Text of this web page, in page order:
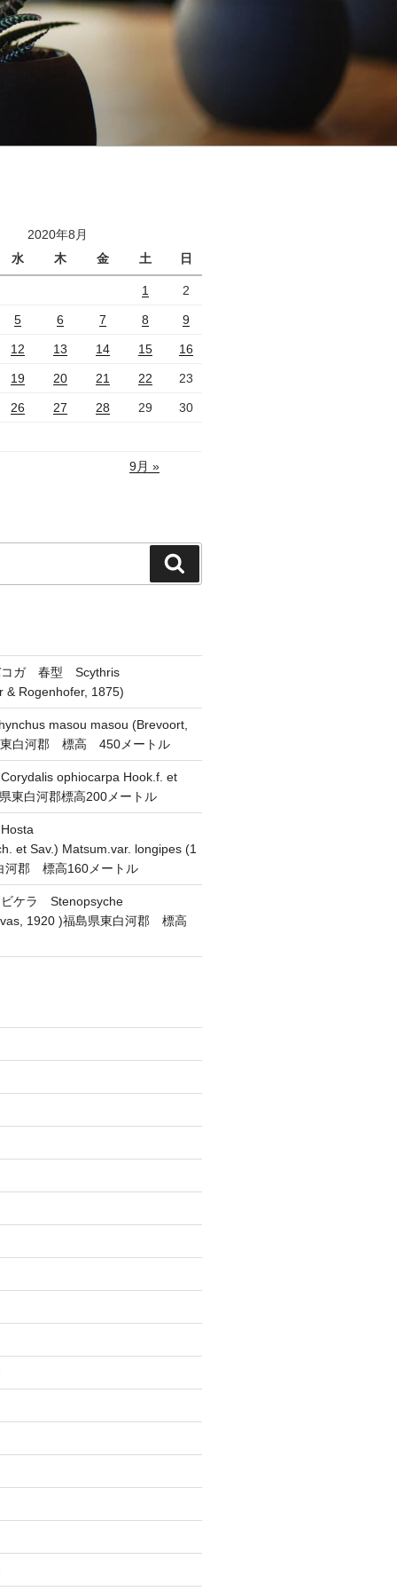
2020年8月
水 木 金 土 日
1 2
5 6 7 8 9
12 13 14 15 16
19 20 21 22 23
26 27 28 29 30
9月 »
索
コガ 春型 Scythris
& Rogenhofer, 1875)
masou masou (Brevoort,
白河郡 標高 450メートル
ophiocarpa Hook.f. et
東白河郡標高200メートル
et Sav.) Matsum.var. longipes (1
河郡 標高160メートル
ビケラ Stenopsyche
1920 )福島県東白河郡 標高